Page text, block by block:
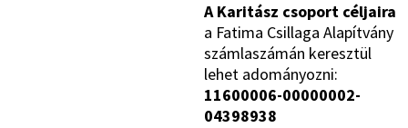
A Karitász csoport céljaira
a Fatima Csillaga Alapítvány
számlaszámán keresztül
lehet adományozni:
11600006-00000002-
04398938